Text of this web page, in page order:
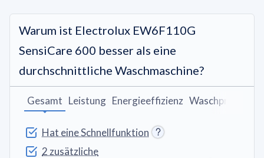
Warum ist Electrolux EW6F110G
SensiCare 600 besser als eine
durchschnittliche Waschmaschine?
Hat eine Schnellfunktion
2 zusätzliche
Gesamt Leistung Energieeffizienz